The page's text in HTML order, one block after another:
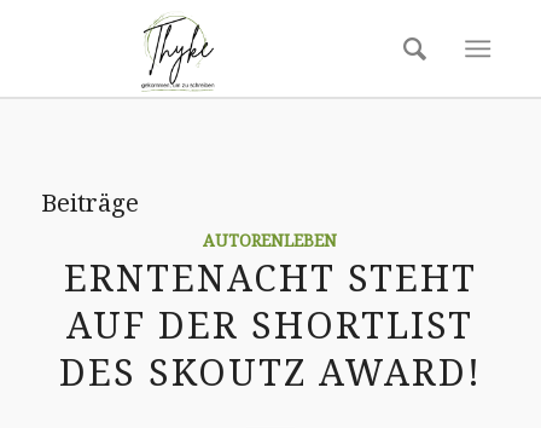
Beiträge
AUTORENLEBEN
ERNTENACHT STEHT
AUF DER SHORTLIST
DES SKOUTZ AWARD!